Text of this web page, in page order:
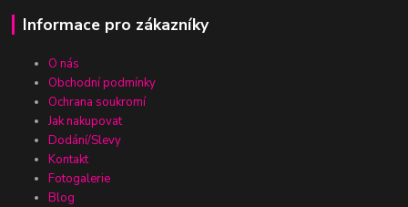
Informace pro zákazníky
O nás
Obchodní podmínky
Ochrana soukromí
Jak nakupovat
Dodání/Slevy
Kontakt
Fotogalerie
Blog